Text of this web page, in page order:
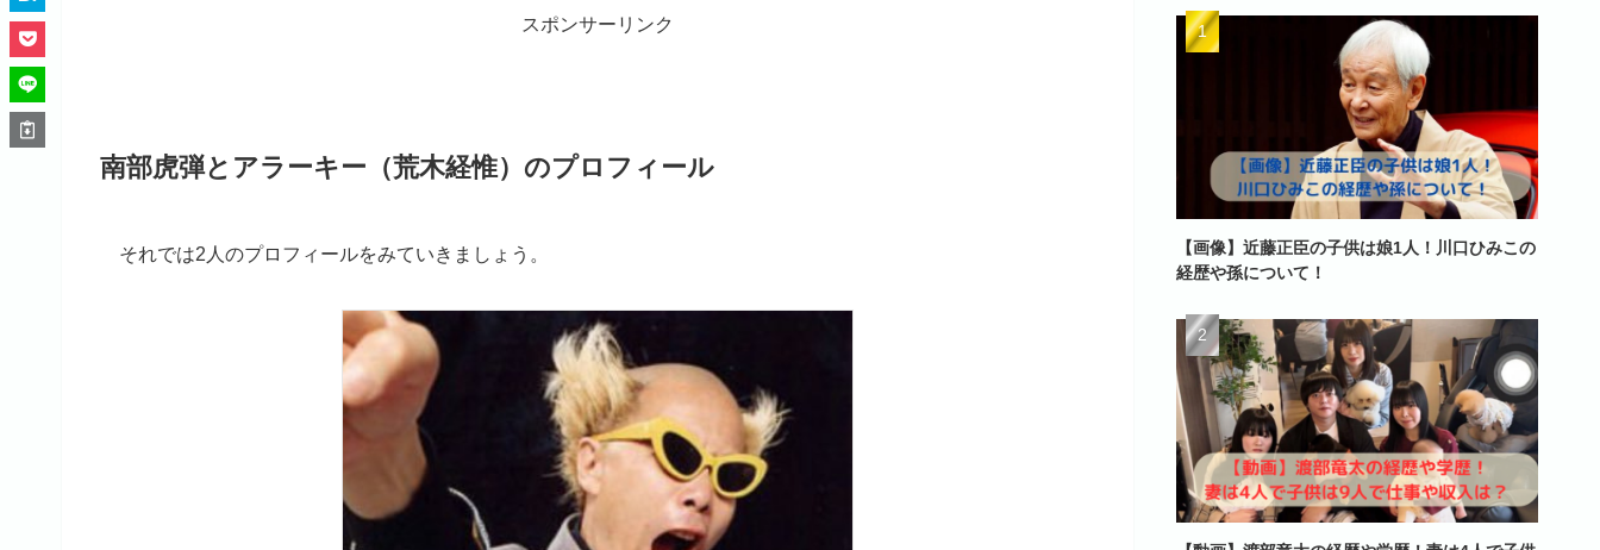
スポンサーリンク
南部虎弾とアラーキー（荒木経惟）のプロフィール
それでは2人のプロフィールをみていきましょう。
【画像】近藤正臣の子供は娘1人！川口ひみこの
経歴や孫について！